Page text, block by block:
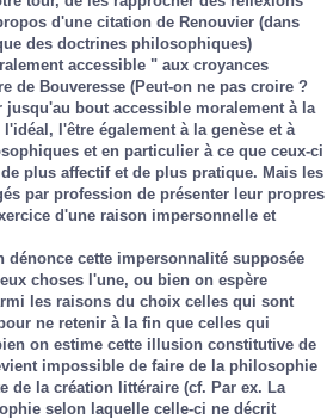
d'une citation de Renouvier (dans
des doctrines philosophiques)
accessible " aux croyances
de Bouveresse (Peut-on ne pas croire ?
bout accessible moralement à la
l'être également à la genèse et à
et en particulier à ce que ceux-ci
plus affectif et de plus pratique. Mais les
par profession de présenter leur propres
d'une raison impersonnelle et
cette impersonnalité supposée
choses l'une, ou bien on espère
les raisons du choix celles qui sont
ne retenir à la fin que celles qui
on estime cette illusion constitutive de
impossible de faire de la philosophie
de la création littéraire (cf. Par ex. La
selon laquelle celle-ci ne décrit